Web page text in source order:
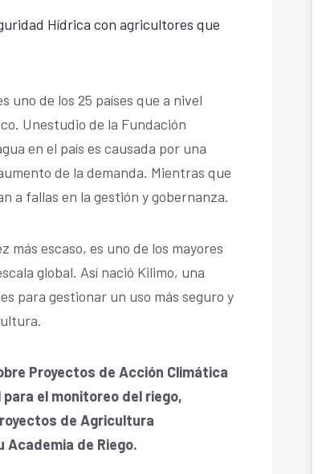
Hídrica con agricultores que
uno de los 25 países que a nivel
Unestudio de la Fundación
en el país es causada por una
de la demanda. Mientras que
a fallas en la gestión y gobernanza.
más escaso, es uno de los mayores
global. Así nació Kilimo, una
para gestionar un uso más seguro y
Proyectos de Acción Climática
el monitoreo del riego,
de Agricultura
Academia de Riego.